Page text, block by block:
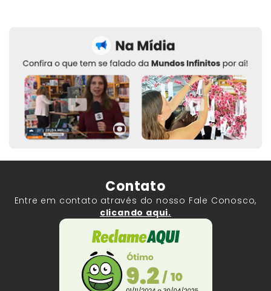
Contato
Entre em contato através do nosso Fale Conosco,
clicando aqui.